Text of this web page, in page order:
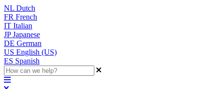
NL Dutch
FR French
IT Italian
JP Japanese
DE German
US English (US)
ES Spanish